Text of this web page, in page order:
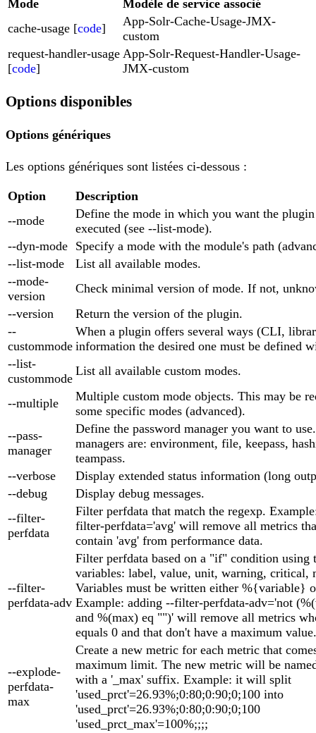
Mode
Modèle de service associé
cache-usage [code]
App-Solr-Cache-Usage-JMX-
custom
request-handler-usage
[code]
App-Solr-Request-Handler-Usage-
JMX-custom
Options disponibles
Options génériques
Les options génériques sont listées ci-dessous :
Option
Description
--mode
Define the mode in which you want the
executed (see --list-mode).
--dyn-mode Specify a mode with the module's path
--list-mode
List all available modes.
--mode-
version
Check minimal version of mode. If not,
--version
Return the version of the plugin.
--
custommode
When a plugin offers several ways (CLI,
information the desired one must be defined
--list-
custommode
List all available custom modes.
--multiple
Multiple custom mode objects. This may be
some specific modes (advanced).
--pass-
manager
Define the password manager you want to
managers are: environment, file, keepass,
teampass.
--verbose
Display extended status information (long
--debug
Display debug messages.
--filter-
perfdata
Filter perfdata that match the regexp.
filter-perfdata='avg' will remove all metrics
contain 'avg' from performance data.
--filter-
perfdata-adv
Filter perfdata based on a "if" condition using
variables: label, value, unit, warning, critical,
Variables must be written either %{variable}
Example: adding --filter-perfdata-adv='not
and %(max) eq "")' will remove all metrics
equals 0 and that don't have a maximum value.
--explode-
perfdata-
max
Create a new metric for each metric that
maximum limit. The new metric will be
with a '_max' suffix. Example: it will split
'used_prct'=26.93%;0:80;0:90;0;100 into
'used_prct'=26.93%;0:80;0:90;0;100
'used_prct_max'=100%;;;;